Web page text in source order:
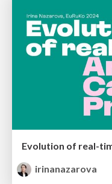
irinanazarova